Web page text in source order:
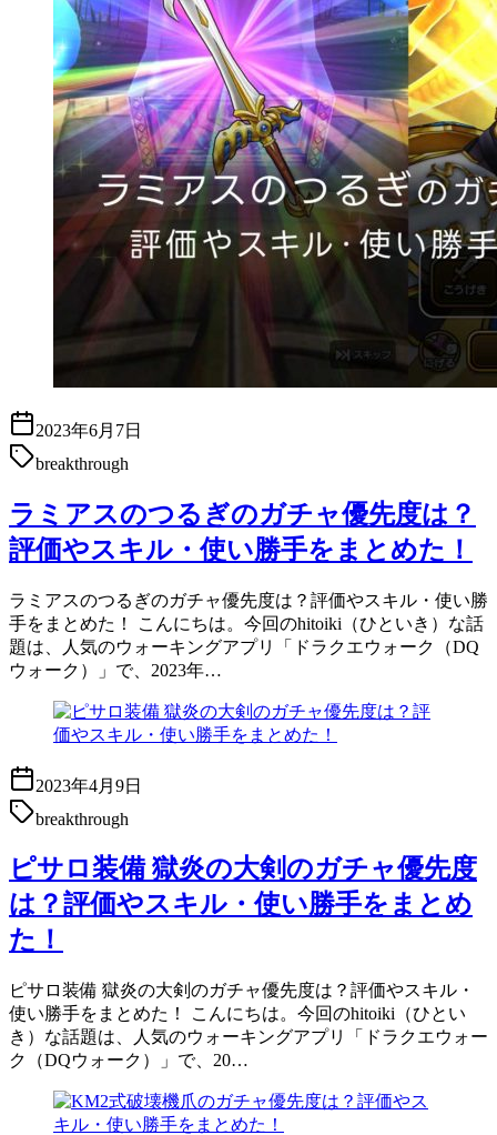
2023年6月7日
breakthrough
ラミアスのつるぎのガチャ優先度は？
評価やスキル・使い勝手をまとめた！
ラミアスのつるぎのガチャ優先度は？評価やスキル・使い勝
手をまとめた！ こんにちは。今回のhitoiki（ひといき）な話
題は、人気のウォーキングアプリ「ドラクエウォーク（DQ
ウォーク）」で、2023年…
2023年4月9日
breakthrough
ピサロ装備 獄炎の大剣のガチャ優先度
は？評価やスキル・使い勝手をまとめ
た！
ピサロ装備 獄炎の大剣のガチャ優先度は？評価やスキル・
使い勝手をまとめた！ こんにちは。今回のhitoiki（ひとい
き）な話題は、人気のウォーキングアプリ「ドラクエウォー
ク（DQウォーク）」で、20…